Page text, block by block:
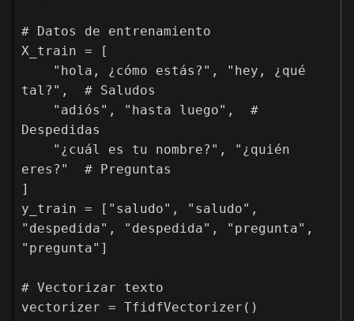
# Datos de entrenamiento
X_train = [
tal?",  # Saludos
Despedidas
eres?"  # Preguntas
]
y_train = ["saludo", "saludo",
"despedida", "despedida", "pregunta",
"pregunta"]
# Vectorizar texto
vectorizer = TfidfVectorizer()